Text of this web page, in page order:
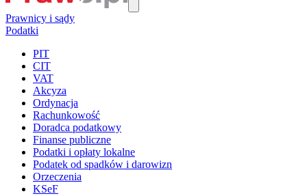
Prawnicy i sądy
Podatki
PIT
CIT
VAT
Akcyza
Ordynacja
Rachunkowość
Doradca podatkowy
Finanse publiczne
Podatki i opłaty lokalne
Podatek od spadków i darowizn
Orzeczenia
KSeF